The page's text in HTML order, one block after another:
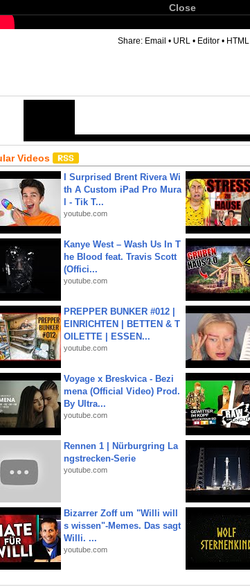
Close
Share: Email • URL • Editor • HTML
Videos
I Surprised Brent Rivera Wi
th A Custom iPad Pro Mura
l - Tik T...
youtube.com
Kanye West – Wash Us In T
he Blood feat. Travis Scott
(Offici...
youtube.com
PREPPER BUNKER #012 |
EINRICHTEN | BETTEN & T
OILETTE | ESSEN...
youtube.com
Voyage x Breskvica - Bezi
mena (Official Video) Prod.
By Ultra...
youtube.com
Rennen 1 | Nürburgring La
ngstrecken-Serie
youtube.com
Bizarrer Zoff um "Willi will
s wissen"-Memes. Das sagt
Willi. ...
youtube.com